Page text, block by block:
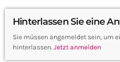
Hinterlassen Sie eine
Sie müssen angemeldet sein, um
hinterlassen. Jetzt anmelden